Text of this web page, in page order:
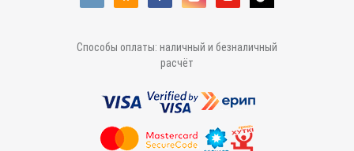
Способы оплаты: наличный и безналичный
расчёт